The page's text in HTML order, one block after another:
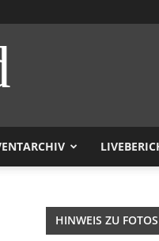
HINWEIS ZU FOTOS